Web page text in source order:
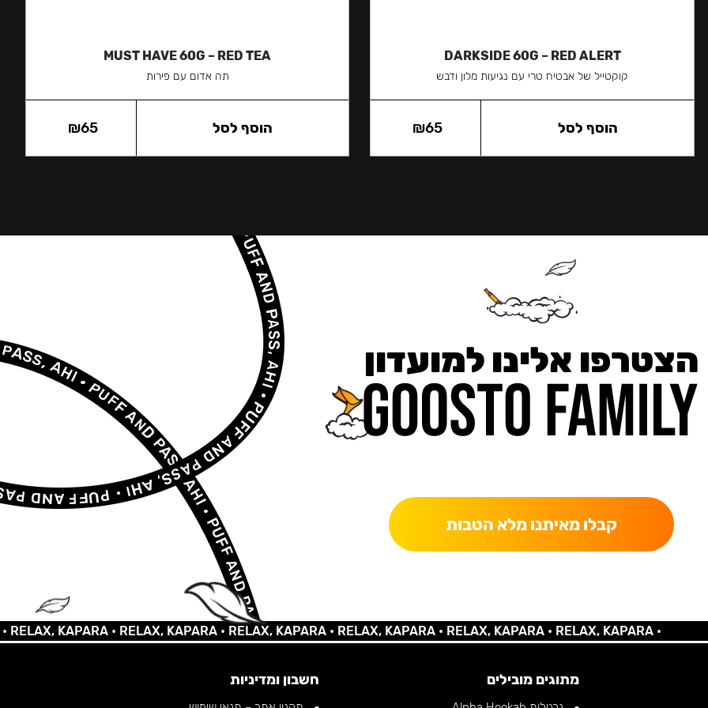
DARKSIDE 60G – RED ALERT
קוקטייל של אבטיח טרי עם נגיעות מלון ודבש
₪65 הוסף לסל
MUST HAVE 60G – RED TEA
תה אדום עם פירות
₪65 הוסף לסל
הצטרפו אלינו למועדון
קבלו מאיתנו מלא הטבות
KAPARA •RELAX, KAPARA •RELAX, KAPARA •RELAX, KAPARA •RELAX, KAPARA •RELAX, KAPARA •
מתוגים מובילים חשבון ומדיניות